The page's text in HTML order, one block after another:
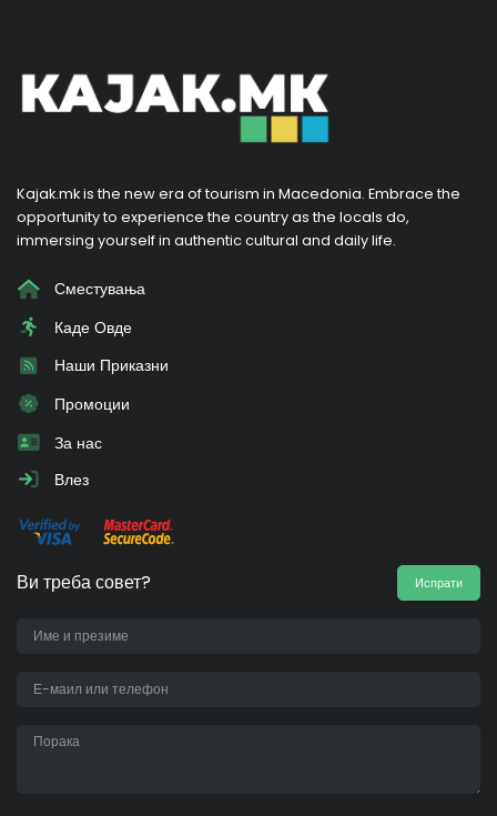
Kajak.mk is the new era of tourism in Macedonia. Embrace the
opportunity to experience the country as the locals do,
immersing yourself in authentic cultural and daily life.
Сместувања
Каде Овде
Наши Приказни
Промоции
За нас
Влез
Ви треба совет? Испрати